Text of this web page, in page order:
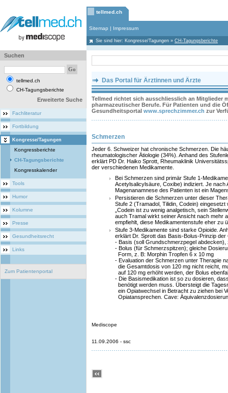
tellmed.ch
Sitemap | Impressum
Sie sind hier: Kongresse/Tagungen » CH-Tagungsberichte
Suchen
tellmed.ch
CH-Tagungsberichte
Erweiterte Suche
Fachliteratur
Fortbildung
Kongresse/Tagungen
Kongressberichte
CH-Tagungsberichte
Kongresskalender
Tools
Humor
Kolumne
Presse
Gesundheitsrecht
Links
Zum Patientenportal
Das Portal für Ärztinnen und Ärzte
Tellmed richtet sich ausschliesslich an Mitglieder
pharmazeutischer Berufe. Für Patienten und die
Gesundheitsportal www.sprechzimmer.ch zur
Schmerzen
Jeder 6. Schweizer hat chronische Schmerzen. Die
rheumatologischer Ätiologie (34%). Anhand des
erklärt PD Dr. Haiko Sprott, Rheumaklinik
der verschiedenen Medikamente.
Bei Schmerzen sind primär Stufe 1-
Acetylsalicylsäure, Coxibe) indiziert. Je nach
Magenanamnese des Patienten ist ein
Persistieren die Schmerzen unter dieser
Stufe 2 (Tramadol, Tilidin, Codein)
„Codein ist zu wenig analgetisch, sein
auch Tramal wirkt seiner Ansicht nach mehr
empfiehlt, diese Medikamentenstufe eher zu
Stufe 3-Medikamente sind starke Opioide.
erklärt Dr. Sprott das Basis-Bolus-Prinzip
- Basis (soll Grundschmerzpegel abdecken),
- Bolus (für Schmerzspitzen); gleiche
Form, z. B: Morphin Tropfen 6 x 10 mg
- Evaluation der Schmerzen unter Therapie
die Gesamtdosis von 120 mg nicht reicht,
auf 120 mg erhöht werden, der Bolus
- Die Basismedikation ist so zu dosieren,
benötigt werden muss. Übersteigt die
ein Opiatwechsel in Betracht zu ziehen bei
Opiatansprechen. Cave:
Mediscope
11.09.2006 - ssc